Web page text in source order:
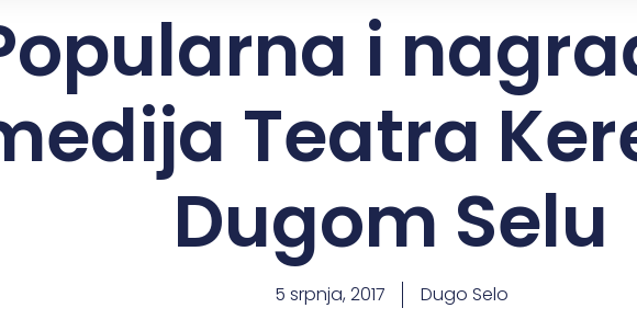
i
Teatra
Dugom Selu
5 srpnja, 2017 Dugo Selo